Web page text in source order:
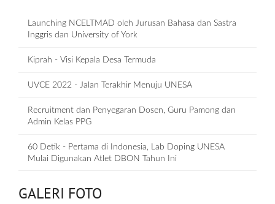
Launching NCELTMAD oleh Jurusan Bahasa dan Sastra
Inggris dan University of York
Kiprah - Visi Kepala Desa Termuda
UVCE 2022 - Jalan Terakhir Menuju UNESA
Recruitment dan Penyegaran Dosen, Guru Pamong dan
Admin Kelas PPG
60 Detik - Pertama di Indonesia, Lab Doping UNESA
Mulai Digunakan Atlet DBON Tahun Ini
GALERI FOTO